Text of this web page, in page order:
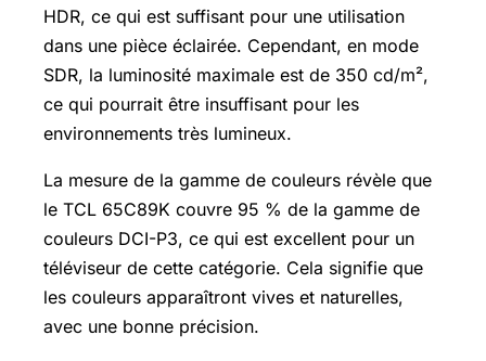
HDR, ce qui est suffisant pour une utilisation
dans une pièce éclairée. Cependant, en mode
SDR, la luminosité maximale est de 350 cd/m²,
ce qui pourrait être insuffisant pour les
environnements très lumineux.
La mesure de la gamme de couleurs révèle que
le TCL 65C89K couvre 95 % de la gamme de
couleurs DCI-P3, ce qui est excellent pour un
téléviseur de cette catégorie. Cela signifie que
les couleurs apparaîtront vives et naturelles,
avec une bonne précision.